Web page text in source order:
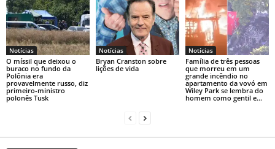
Notícias
O míssil que deixou o
buraco no fundo da
Polônia era
provavelmente russo, diz
primeiro-ministro
polonês Tusk
Notícias
Bryan Cranston sobre
lições de vida
Notícias
Família de três pessoas
que morreu em um
grande incêndio no
apartamento da vovó em
Wiley Park se lembra do
homem como gentil e...